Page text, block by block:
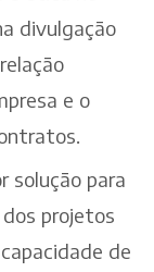
divulgação
e o
solução para
projetos
de